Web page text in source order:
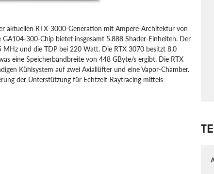
aktuellen RTX-3000-Generation mit Ampere-Architektur von
300-Chip bietet insgesamt 5.888 Shader-Einheiten. Der
und die TDP bei 220 Watt. Die RTX 3070 besitzt 8,0
eine Speicherbandbreite von 448 GByte/s ergibt. Die RTX
Kühlsystem auf zwei Axiallüfter und eine Vapor-Chamber.
der Unterstützung für Echtzeit-Raytracing mittels